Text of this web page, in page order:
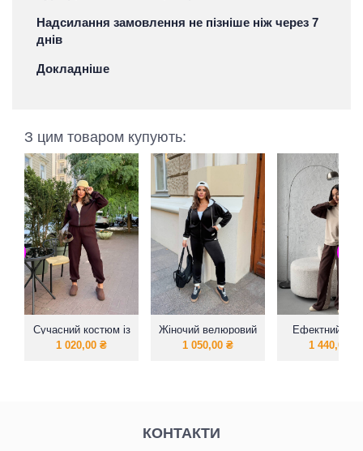
Надсилання замовлення не пізніше ніж через 7
днів
Докладніше
З цим товаром купують:
Сучасний костюм із
мякого
1 020,00₴
Жіночий велюровий
костюм з
1 050,00₴
Ефектний
1 440,00
КОНТАКТИ